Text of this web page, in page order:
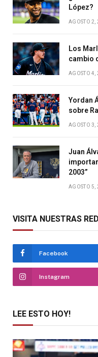
López?
AGOSTO 2,
Los
cambio
AGOSTO 4,
Yordan
sobre
AGOSTO 3,
Juan
2003”
AGOSTO 5,
VISITA NUESTRAS
Facebook
Instagram
LEE ESTO HOY!